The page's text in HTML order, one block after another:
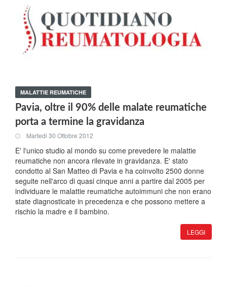
MALATTIE REUMATICHE
Pavia, oltre il 90% delle malate reumatiche
porta a termine la gravidanza
Martedi 30 Ottobre 2012
E' l'unico studio al mondo su come prevedere le malattie
reumatiche non ancora rilevate in gravidanza. E' stato
condotto al San Matteo di Pavia e ha coinvolto 2500 donne
seguite nell'arco di quasi cinque anni a partire dal 2005 per
individuare le malattie reumatiche autoimmuni che non erano
state diagnosticate in precedenza e che possono mettere a
rischio la madre e il bambino.
LEGGI